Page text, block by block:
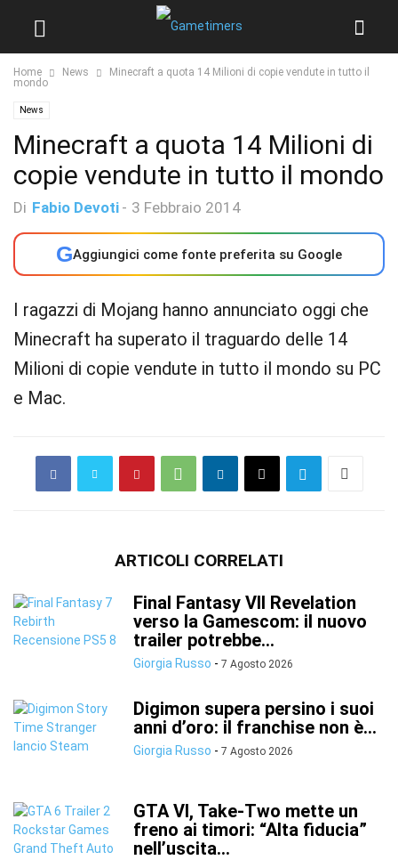
Home News
Minecraft a quota 14 Milioni di copie vendute in tutto il
mondo
News
Minecraft a quota 14 Milioni di
copie vendute in tutto il mondo
Di Fabio Devoti - 3 Febbraio 2014
GAggiungici come fonte preferita su Google
I ragazzi di Mojang hanno annunciato oggi che
Minecraft ha superato il traguardo delle 14
Milioni di copie vendute in tutto il mondo su PC
e Mac.
ARTICOLI CORRELATI
Final Fantasy VII Revelation
verso la Gamescom: il nuovo
trailer potrebbe...
Giorgia Russo - 7 Agosto 2026
Digimon supera persino i suoi
anni d’oro: il franchise non è...
Giorgia Russo - 7 Agosto 2026
GTA VI, Take-Two mette un
freno ai timori: “Alta fiducia”
nell’uscita...